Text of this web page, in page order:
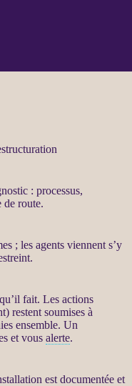
: processus,
de route.
; les agentsviennent s’y
fait. Les actions
restent soumises à
ensemble. Un
et vous alerte.
est documentée et